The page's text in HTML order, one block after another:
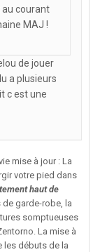
courant
MAJ !
de jouer
a plusieurs
c est une
mise à jour : La
votre pied dans
haut de
de garde-robe, la
somptueuses
La mise à
les débuts de la